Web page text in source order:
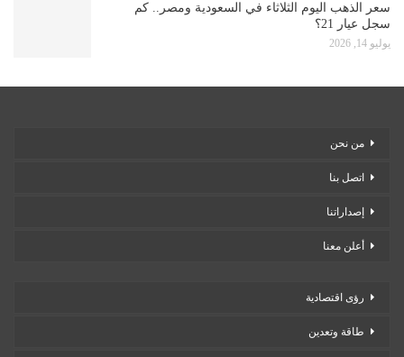
سعر الذهب اليوم الثلاثاء في السعودية ومصر.. كم
سجل عيار 21؟
يوليو 14, 2026
من نحن
اتصل بنا
إصداراتنا
أعلن معنا
رؤى اقتصادية
طاقة وتعدين